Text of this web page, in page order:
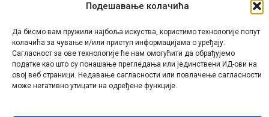
Подешавање колачића
Да бисмо вам пружили најбоља искуства, користимо технологије попут
колачића за чување и/или приступ информацијама о уређају.
Сагласност за ове технологије ће нам омогућити да обрађујемо
податке као што су понашање прегледања или јединствени ИД-ови на
овој веб страници. Недавање сагласности или повлачење сагласности
може негативно утицати на одређене функције.
© Републички педагошки завод Републике Српске.